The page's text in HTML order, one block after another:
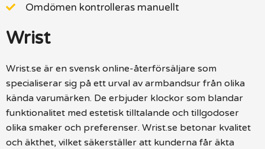
Omdömen kontrolleras manuellt
Wrist
Wrist.se är en svensk online-återförsäljare som
specialiserar sig på ett urval av armbandsur från olika
kända varumärken. De erbjuder klockor som blandar
funktionalitet med estetisk tilltalande och tillgodoser
olika smaker och preferenser. Wrist.se betonar kvalitet
och äkthet, vilket säkerställer att kunderna får äkta